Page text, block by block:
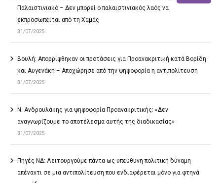
Παλαιστινιακό – Δεν μπορεί ο παλαιστινιακός λαός να
εκπροσωπείται από τη Χαμάς
31/07/2025
Βουλή: Απορρίφθηκαν οι προτάσεις για Προανακριτική κατά Βορίδη
και Αυγενάκη – Αποχώρησε από την ψηφοφορία η αντιπολίτευση
31/07/2025
Ν. Ανδρουλάκης για ψηφοφορία Προανακριτικής: «Δεν
αναγνωρίζουμε το αποτέλεσμα αυτής της διαδικασίας»
31/07/2025
Πηγές ΝΔ: Λειτουργούμε πάντα ως υπεύθυνη πολιτική δύναμη
απέναντι σε μια αντιπολίτευση που ενδιαφέρεται μόνο για φτηνά